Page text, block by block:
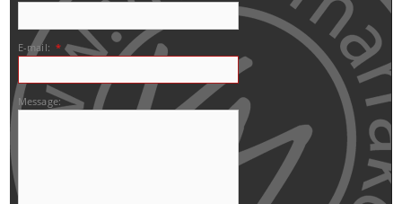
E-mail: *
Message: